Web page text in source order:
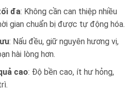
đa: Không cần can thiệp nhiều
gian chuẩn bị được tự động hóa.
: Nấu đều, giữ nguyên hương vị,
hài lòng hơn.
cao: Độ bền cao, ít hư hỏng,